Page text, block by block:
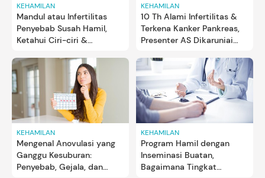
KEHAMILAN
Mandul atau Infertilitas
Penyebab Susah Hamil,
Ketahui Ciri-ciri &
KEHAMILAN
10 Th Alami Infertilitas &
Terkena Kanker Pankreas,
Presenter AS Dikaruniai
KEHAMILAN
Mengenal Anovulasi yang
Ganggu Kesuburan:
Penyebab, Gejala, dan
KEHAMILAN
Program Hamil dengan
Inseminasi Buatan,
Bagaimana Tingkat